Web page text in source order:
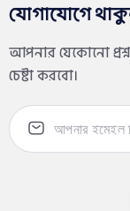
যোগাযোগে
আপনার যেকোনো প্রশ্ন
চেষ্টা করবো।